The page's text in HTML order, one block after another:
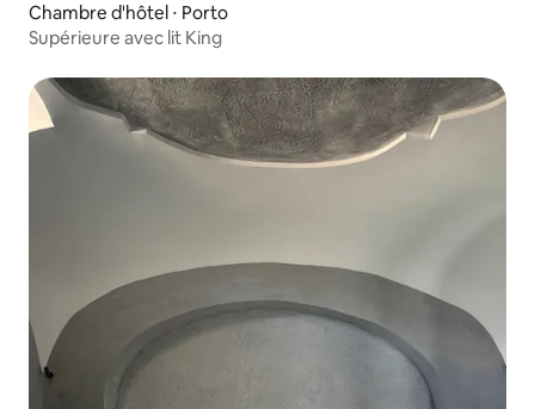
Chambre d'hôtel ⋅ Porto
Supérieure avec lit King